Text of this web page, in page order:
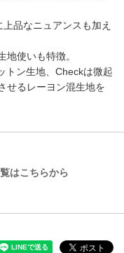
品なニュアンスも加え
地使いも特徴。
トン生地、Checkは微起
せるレーヨン混生地を
はこちらから